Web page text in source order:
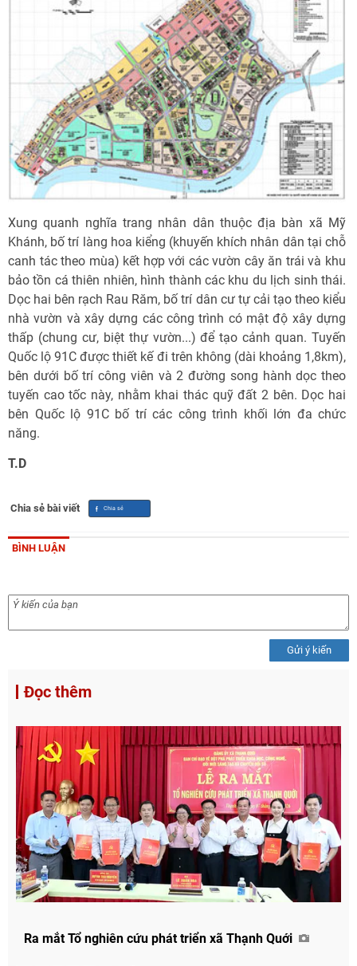
Xung quanh nghĩa trang nhân dân thuộc địa bàn xã Mỹ
Khánh, bố trí làng hoa kiểng (khuyến khích nhân dân tại chỗ
canh tác theo mùa) kết hợp với các vườn cây ăn trái và khu
bảo tồn cá thiên nhiên, hình thành các khu du lịch sinh thái.
Dọc hai bên rạch Rau Răm, bố trí dân cư tự cải tạo theo kiểu
nhà vườn và xây dựng các công trình có mật độ xây dựng
thấp (chung cư, biệt thự vườn...) để tạo cảnh quan. Tuyến
Quốc lộ 91C được thiết kế đi trên không (dài khoảng 1,8km),
bên dưới bố trí công viên và 2 đường song hành dọc theo
tuyến cao tốc này, nhằm khai thác quỹ đất 2 bên. Dọc hai
bên Quốc lộ 91C bố trí các công trình khối lớn đa chức
năng.
T.D
Chia sẻ bài viết
BÌNH LUẬN
Gửi ý kiến
Đọc thêm
Ra mắt Tổ nghiên cứu phát triển xã Thạnh Quới